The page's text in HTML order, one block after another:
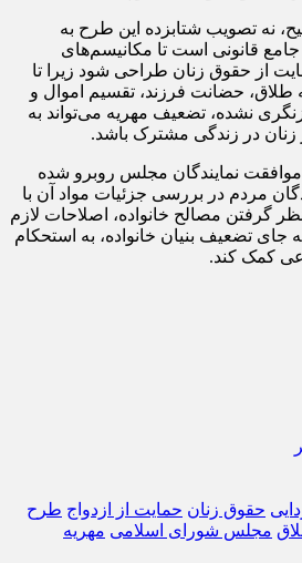
نه تصویب شتابزده این طرح به
جامع قانونی است تا مکانیسم‌های
از حقوق زنان طراحی شود زیرا تا
طلاق، حضانت فرزند، تقسیم اموال و
نشده، تضعیف مهریه می‌تواند به
زنان در زندگی مشترک باشد.
نمایندگان مجلس روبرو شده
مردم در بررسی جزئیات مواد آن با
گرفتن مصالح خانواده، اصلاحات لازم
به جای تضعیف بنیان خانواده، به استحکام
کمک کند.
حقوق زنان حمایت از ازدواج طرح
مجلس شورای اسلامی مهریه